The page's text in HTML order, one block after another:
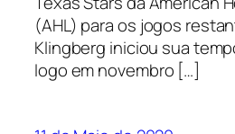
(AHL) para os jogos
Klingberg iniciou sua
logo em novembro […]